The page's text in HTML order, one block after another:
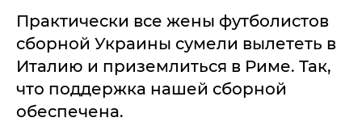
Практически все жены футболистов
сборной Украины сумели вылететь в
Италию и приземлиться в Риме. Так,
что поддержка нашей сборной
обеспечена.